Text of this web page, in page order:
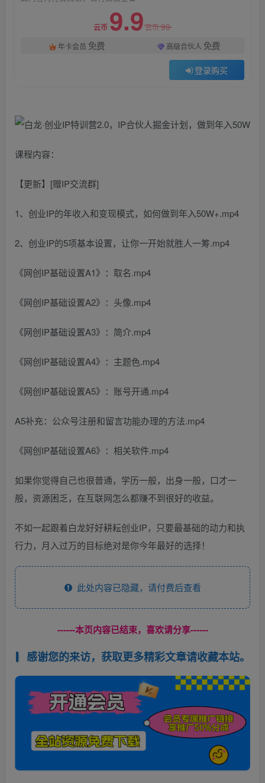
云币 9.9云币99
年卡会员 免费 高级合伙人 免费
登录购买
课程内容：
【更新】[赠IP交流群]
1、创业IP的年收入和变现模式，如何做到年入50W+.mp4
2、创业IP的5项基本设置，让你一开始就胜人一筹.mp4
《网创IP基础设置A1》：取名.mp4
《网创IP基础设置A2》：头像.mp4
《网创IP基础设置A3》：简介.mp4
《网创IP基础设置A4》：主题色.mp4
《网创IP基础设置A5》：账号开通.mp4
A5补充：公众号注册和留言功能办理的方法.mp4
《网创IP基础设置A6》：相关软件.mp4
如果你觉得自己也很普通，学历一般，出身一般，口才一
般，资源困乏，在互联网怎么都赚不到很好的收益。
不如一起跟着白龙好好耕耘创业IP，只要最基础的动力和执
行力，月入过万的目标绝对是你今年最好的选择！
此处内容已隐藏，请付费后查看
------本页内容已结束，喜欢请分享------
感谢您的来访，获取更多精彩文章请收藏本站。